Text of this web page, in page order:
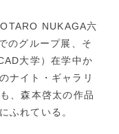
NUKAGA六
のグループ展、そ
大学）在学中か
ナイト・ギャラリ
、森本啓太の作品
ふれている。